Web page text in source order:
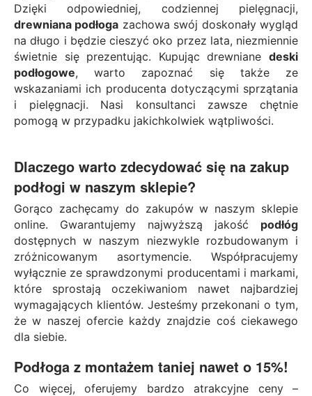
Dzięki odpowiedniej, codziennej pielęgnacji,
drewniana podłoga zachowa swój doskonały wygląd
na długo i będzie cieszyć oko przez lata, niezmiennie
świetnie się prezentując. Kupując drewniane deski
podłogowe, warto zapoznać się także ze
wskazaniami ich producenta dotyczącymi sprzątania
i pielęgnacji. Nasi konsultanci zawsze chętnie
pomogą w przypadku jakichkolwiek wątpliwości.
Dlaczego warto zdecydować się na zakup
podłogi w naszym sklepie?
Gorąco zachęcamy do zakupów w naszym sklepie
online. Gwarantujemy najwyższą jakość podłóg
dostępnych w naszym niezwykle rozbudowanym i
zróżnicowanym asortymencie. Współpracujemy
wyłącznie ze sprawdzonymi producentami i markami,
które sprostają oczekiwaniom nawet najbardziej
wymagających klientów. Jesteśmy przekonani o tym,
że w naszej ofercie każdy znajdzie coś ciekawego
dla siebie.
Podłoga z montażem taniej nawet o 15%!
Co więcej, oferujemy bardzo atrakcyjne ceny –